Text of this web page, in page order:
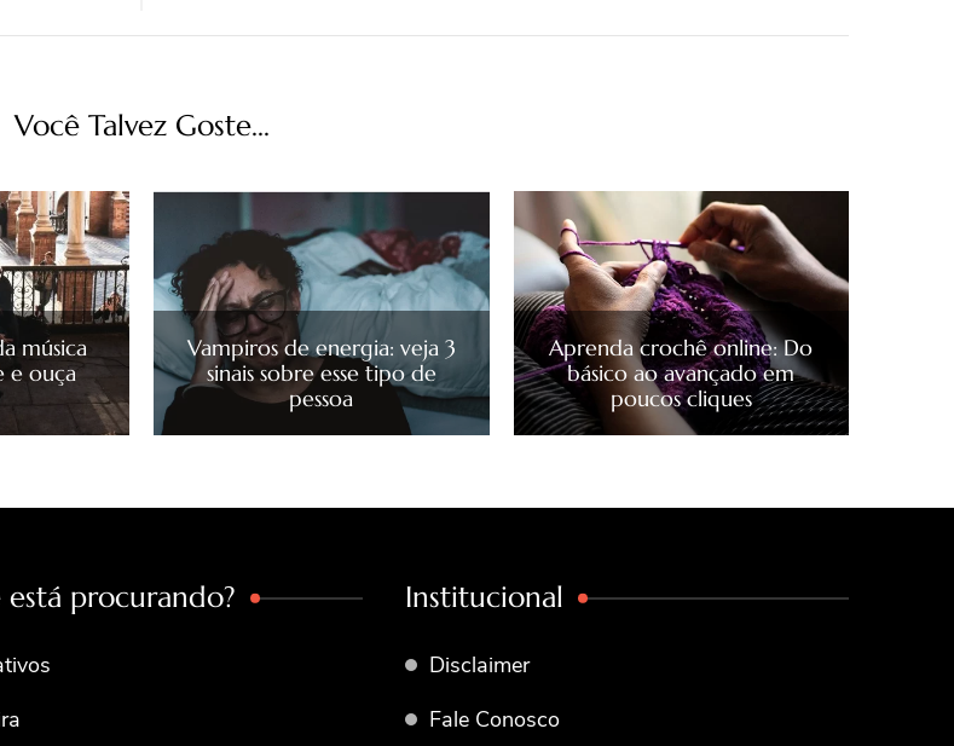
Você Talvez Goste...
música
e ouça
Vampiros de energia: veja 3
sinais sobre esse tipo de
pessoa
Aprenda crochê online: Do
básico ao avançado em
poucos cliques
está procurando? Institucional
Disclaimer
Fale Conosco